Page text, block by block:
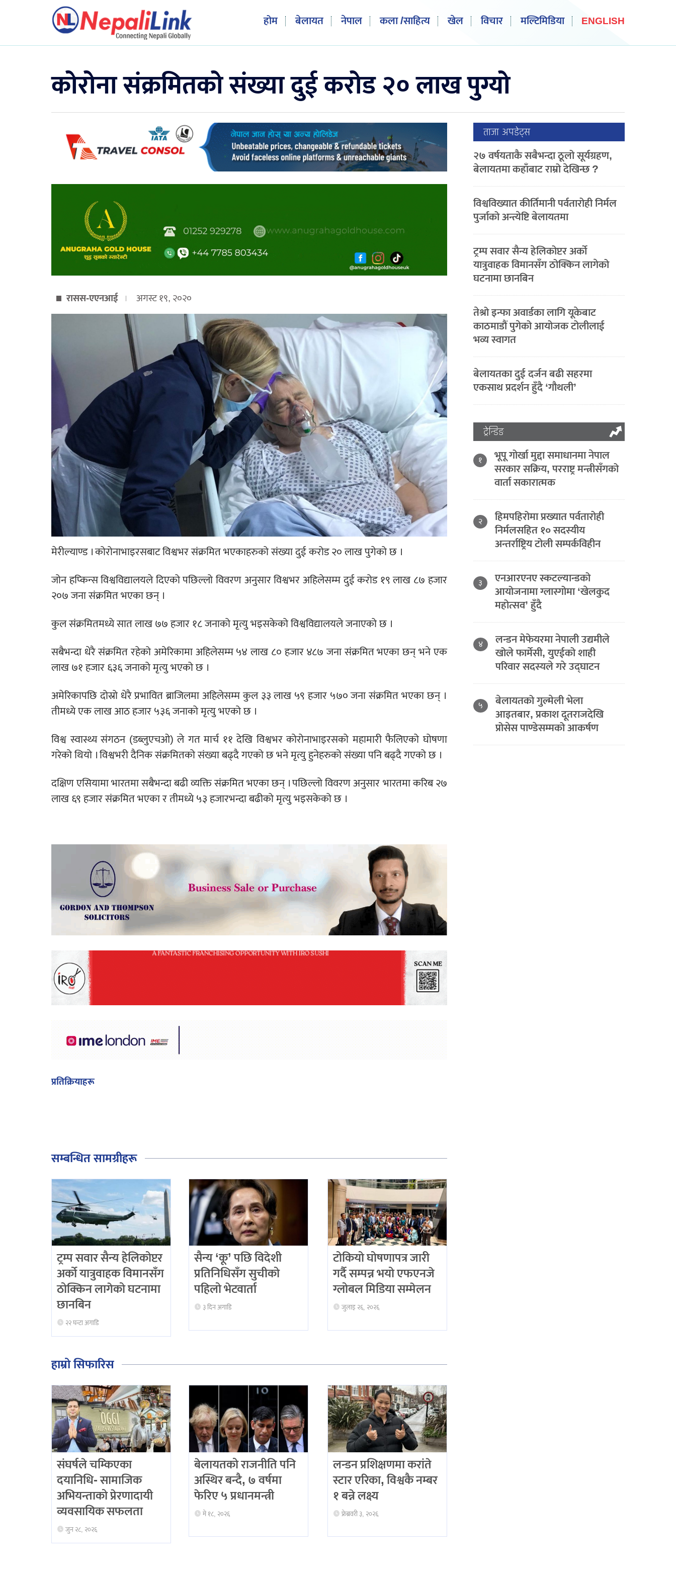
होम बेलायत नेपाल कला /साहित्य खेल विचार मल्टिमिडिया ENGLISH
कोरोना संक्रमितको संख्या दुई करोड २० लाख पुग्यो
रासस-एएनआई अगस्ट १९, २०२०
मेरील्याण्ड ।कोरोनाभाइरसबाट विश्वभर संक्रमित भएकाहरुको संख्या दुई करोड २० लाख पुगेको छ ।
जोन हप्किन्स विश्वविद्यालयले दिएको पछिल्लो विवरण अनुसार विश्वभर अहिलेसम्म दुई करोड १९ लाख ८७ हजार
२०७ जना संक्रमित भएका छन् ।
कुल संक्रमितमध्ये सात लाख ७७ हजार १८ जनाको मृत्यु भइसकेको विश्वविद्यालयले जनाएको छ ।
सबैभन्दा धेरै संक्रमित रहेको अमेरिकामा अहिलेसम्म ५४ लाख ८० हजार ४८७ जना संक्रमित भएका छन् भने एक
लाख ७१ हजार ६३६ जनाको मृत्यु भएको छ ।
अमेरिकापछि दोस्रो धेरै प्रभावित ब्राजिलमा अहिलेसम्म कुल ३३ लाख ५९ हजार ५७० जना संक्रमित भएका छन् ।
तीमध्ये एक लाख आठ हजार ५३६ जनाको मृत्यु भएको छ ।
विश्व स्वास्थ्य संगठन (डब्लुएचओ) ले गत मार्च ११ देखि विश्वभर कोरोनाभाइरसको महामारी फैलिएको घोषणा
गरेको थियो । विश्वभरी दैनिक संक्रमितको संख्या बढ्दै गएको छ भने मृत्यु हुनेहरुको संख्या पनि बढ्दै गएको छ ।
दक्षिण एसियामा भारतमा सबैभन्दा बढी व्यक्ति संक्रमित भएका छन् । पछिल्लो विवरण अनुसार भारतमा करिब २७
लाख ६९ हजार संक्रमित भएका र तीमध्ये ५३ हजारभन्दा बढीको मृत्यु भइसकेको छ ।
प्रतिक्रियाहरू
सम्बन्धित सामग्रीहरू
ट्रम्प सवार सैन्य हेलिकोप्टर
अर्को यात्रुवाहक विमानसँग
ठोक्किन लागेको घटनामा
छानबिन
२२ घन्टा अगाडि
सैन्य ‘कू’ पछि विदेशी
प्रतिनिधिसँग सुचीको
पहिलो भेटवार्ता
३ दिन अगाडि
टोकियो घोषणापत्र जारी
गर्दै सम्पन्न भयो एफएनजे
ग्लोबल मिडिया सम्मेलन
जुलाइ २६, २०२६
हाम्रो सिफारिस
संघर्षले चम्किएका
दयानिधि- सामाजिक
अभियन्ताको प्रेरणादायी
व्यवसायिक सफलता
जुन २८, २०२६
बेलायतको राजनीति पनि
अस्थिर बन्दै, ७ वर्षमा
फेरिए ५ प्रधानमन्त्री
मे १८, २०२६
लन्डन प्रशिक्षणमा करांते
स्टार एरिका, विश्वकै नम्बर
१ बन्ने लक्ष्य
फ्रेब्रवरी ३, २०२६
ताजा अपडेट्स
२७ वर्षयताकै सबैभन्दा ठूलो सूर्यग्रहण,
बेलायतमा कहाँबाट राम्रो देखिन्छ ?
विश्वविख्यात कीर्तिमानी पर्वतारोही निर्मल
पुर्जाको अन्त्येष्टि बेलायतमा
ट्रम्प सवार सैन्य हेलिकोप्टर अर्को
यात्रुवाहक विमानसँग ठोक्किन लागेको
घटनामा छानबिन
तेश्रो इन्फा अवार्डका लागि यूकेबाट
काठमाडौं पुगेको आयोजक टोलीलाई
भव्य स्वागत
बेलायतका दुई दर्जन बढी सहरमा
एकसाथ प्रदर्शन हुँदै ‘गौथली’
ट्रेन्डिङ
१ भूपू गोर्खा मुद्दा समाधानमा नेपाल
सरकार सक्रिय, परराष्ट्र मन्त्रीसँगको
वार्ता सकारात्मक
२ हिमपहिरोमा प्रख्यात पर्वतारोही
निर्मलसहित १० सदस्यीय
अन्तर्राष्ट्रिय टोली सम्पर्कविहीन
३ एनआरएनए स्कटल्यान्डको
आयोजनामा ग्लास्गोमा ‘खेलकुद
महोत्सव’ हुँदै
४ लन्डन मेफेयरमा नेपाली उद्यमीले
खोले फार्मेसी, युएईको शाही
परिवार सदस्यले गरे उद्घाटन
५ बेलायतको गुल्मेली भेला
आइतबार, प्रकाश दूतराजदेखि
प्रोसेस पाण्डेसम्मको आकर्षण